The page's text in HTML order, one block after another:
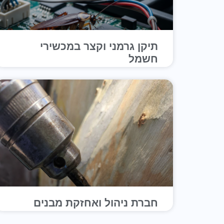
תיקן גרמני וקצר במכשירי
חשמל
חברת ניהול ואחזקת מבנים